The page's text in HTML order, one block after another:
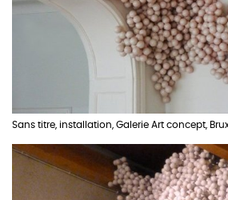
Sans titre, installation, Galerie Art concept,